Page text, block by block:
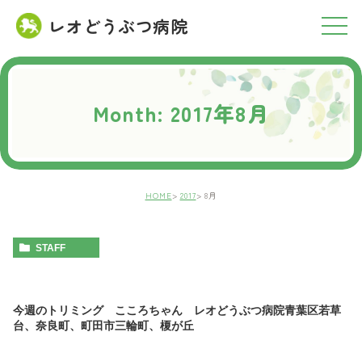
レオどうぶつ病院
RESERVATION
ご予約について
Month: 2017年8月
HOME 2017 8月
STAFF
今週のトリミング こころちゃん レオどうぶつ病院青葉区若草
台、奈良町、町田市三輪町、榎が丘